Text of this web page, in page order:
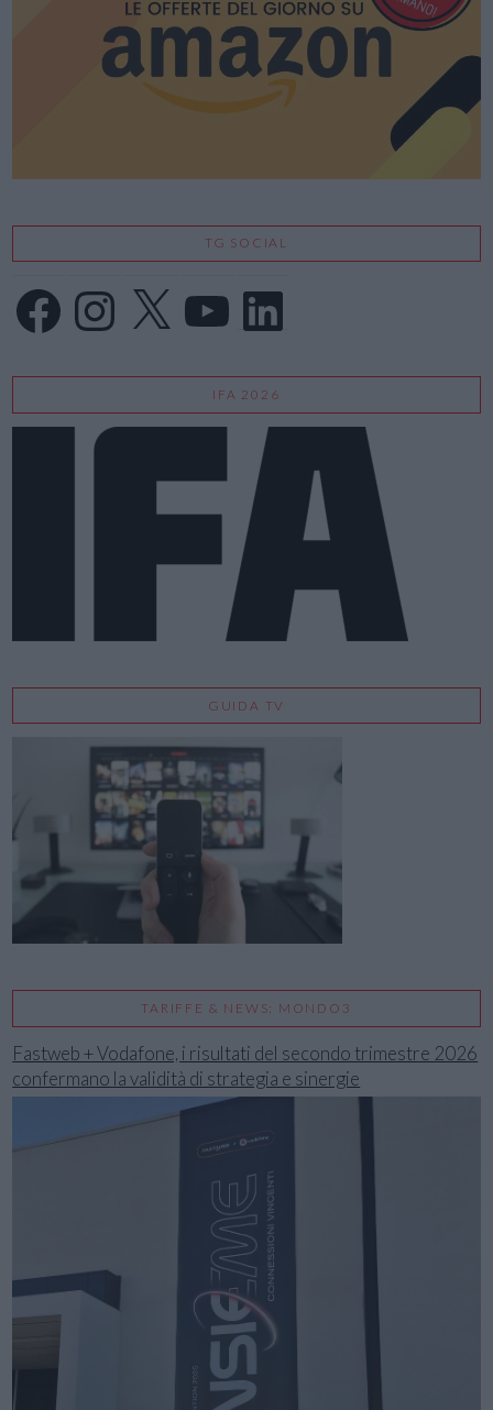
VIEW POST
TG SOCIAL
FacebookInstagram
X LinkedIn
IFA 2026
GUIDA TV
TARIFFE & NEWS: MONDO3
Fastweb + Vodafone, i risultati del secondo trimestre 2026
confermano la validità di strategia e sinergie